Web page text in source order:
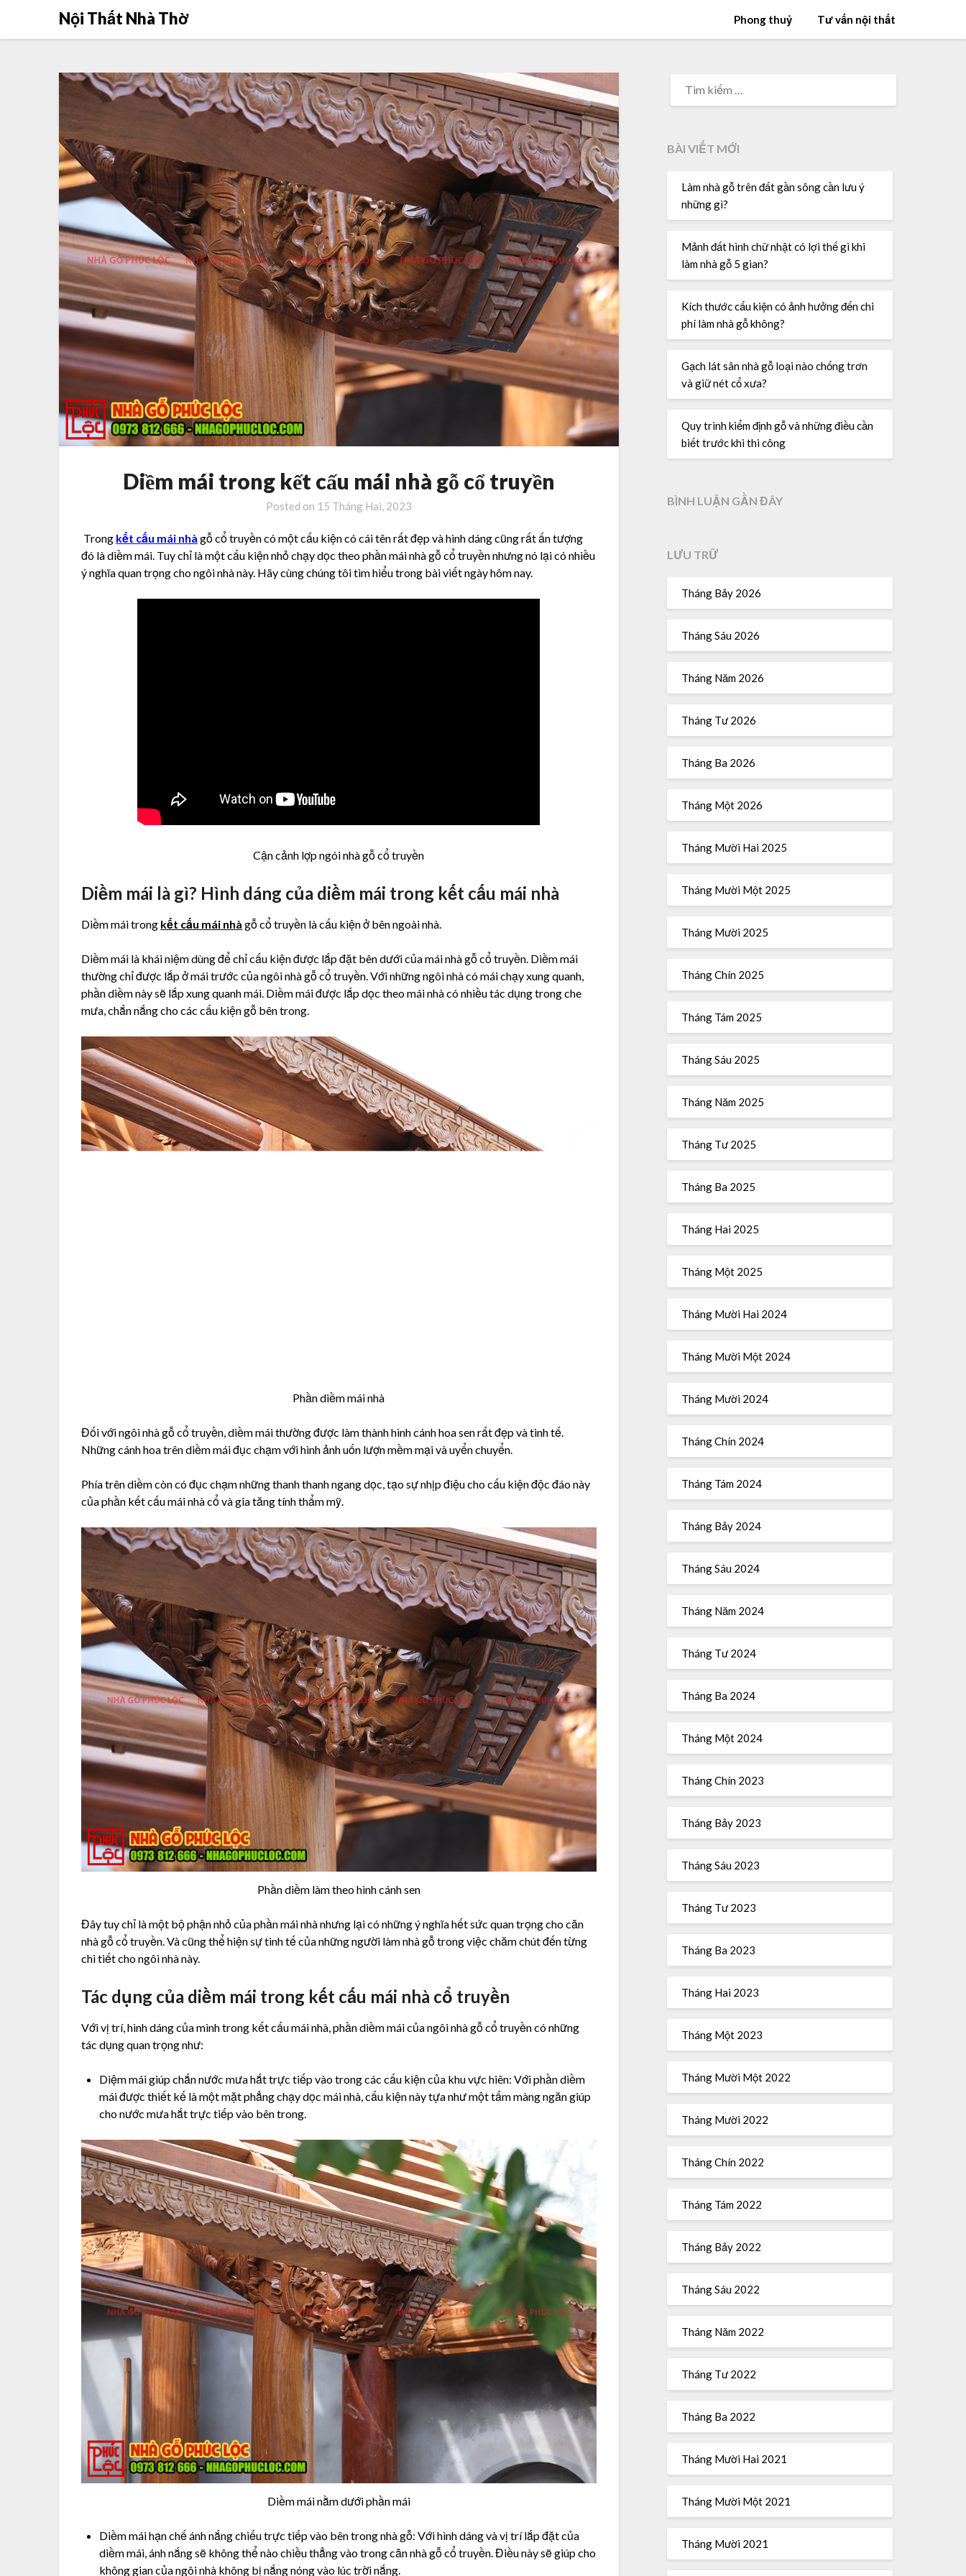
Nội Thất Nhà Thờ Phong thuỷ Tư vấn nội thất
Diềm mái trong kết cấu mái nhà gỗ cổ truyền
Posted on 15 Tháng Hai, 2023
Trong kết cấu mái nhà gỗ cổ truyền có một cấu kiện có cái tên rất đẹp và hình dáng cũng rất ấn tượng
đó là diềm mái. Tuy chỉ là một cấu kiện nhỏ chạy dọc theo phần mái nhà gỗ cổ truyền nhưng nó lại có nhiều
ý nghĩa quan trọng cho ngôi nhà này. Hãy cùng chúng tôi tìm hiểu trong bài viết ngày hôm nay.
Cận cảnh lợp ngói nhà gỗ cổ truyền
Diềm mái là gì? Hình dáng của diềm mái trong kết cấu mái nhà
Diềm mái trong kết cấu mái nhà gỗ cổ truyền là cấu kiện ở bên ngoài nhà.
Diềm mái là khái niệm dùng để chỉ cấu kiện được lắp đặt bên dưới của mái nhà gỗ cổ truyền. Diềm mái
thường chỉ được lắp ở mái trước của ngôi nhà gỗ cổ truyền. Với những ngôi nhà có mái chạy xung quanh,
phần diềm này sẽ lắp xung quanh mái. Diềm mái được lắp dọc theo mái nhà có nhiều tác dụng trong che
mưa, chắn nắng cho các cấu kiện gỗ bên trong.
Phần diềm mái nhà
Đối với ngôi nhà gỗ cổ truyền, diềm mái thường được làm thành hình cánh hoa sen rất đẹp và tinh tế.
Những cánh hoa trên diềm mái đục chạm với hình ảnh uốn lượn mềm mại và uyển chuyển.
Phía trên diềm còn có đục chạm những thanh thanh ngang dọc, tạo sự nhịp điệu cho cấu kiện độc đáo này
của phần kết cấu mái nhà cổ và gia tăng tính thẩm mỹ.
Phần diềm làm theo hình cánh sen
Đây tuy chỉ là một bộ phận nhỏ của phần mái nhà nhưng lại có những ý nghĩa hết sức quan trọng cho căn
nhà gỗ cổ truyền. Và cũng thể hiện sự tinh tế của những người làm nhà gỗ trong việc chăm chút đến từng
chi tiết cho ngôi nhà này.
Tác dụng của diềm mái trong kết cấu mái nhà cổ truyền
Với vị trí, hình dáng của mình trong kết cấu mái nhà, phần diềm mái của ngôi nhà gỗ cổ truyền có những
tác dụng quan trọng như:
Diệm mái giúp chắn nước mưa hắt trực tiếp vào trong các cấu kiện của khu vực hiên: Với phần diềm
mái được thiết kế là một mặt phẳng chạy dọc mái nhà, cấu kiện này tựa như một tấm màng ngăn giúp
cho nước mưa hắt trực tiếp vào bên trong.
Diềm mái nằm dưới phần mái
Diềm mái hạn chế ánh nắng chiếu trực tiếp vào bên trong nhà gỗ: Với hình dáng và vị trí lắp đặt của
diềm mái, ánh nắng sẽ không thể nào chiều thẳng vào trong căn nhà gỗ cổ truyền. Điều này sẽ giúp cho
không gian của ngôi nhà không bị nắng nóng vào lúc trời nắng.
KIẾM
BÀI VIẾT MỚI
Làm nhà gỗ trên đất gần sông cần lưu ý
những gì?
Mảnh đất hình chữ nhật có lợi thế gì khi
làm nhà gỗ 5 gian?
Kích thước cấu kiện có ảnh hưởng đến chi
phí làm nhà gỗ không?
Gạch lát sân nhà gỗ loại nào chống trơn
và giữ nét cổ xưa?
Quy trình kiểm định gỗ và những điều cần
biết trước khi thi công
BÌNH LUẬN GẦN ĐÂY
LƯU TRỮ
Tháng Bảy 2026
Tháng Sáu 2026
Tháng Năm 2026
Tháng Tư 2026
Tháng Ba 2026
Tháng Một 2026
Tháng Mười Hai 2025
Tháng Mười Một 2025
Tháng Mười 2025
Tháng Chín 2025
Tháng Tám 2025
Tháng Sáu 2025
Tháng Năm 2025
Tháng Tư 2025
Tháng Ba 2025
Tháng Hai 2025
Tháng Một 2025
Tháng Mười Hai 2024
Tháng Mười Một 2024
Tháng Mười 2024
Tháng Chín 2024
Tháng Tám 2024
Tháng Bảy 2024
Tháng Sáu 2024
Tháng Năm 2024
Tháng Tư 2024
Tháng Ba 2024
Tháng Một 2024
Tháng Chín 2023
Tháng Bảy 2023
Tháng Sáu 2023
Tháng Tư 2023
Tháng Ba 2023
Tháng Hai 2023
Tháng Một 2023
Tháng Mười Một 2022
Tháng Mười 2022
Tháng Chín 2022
Tháng Tám 2022
Tháng Bảy 2022
Tháng Sáu 2022
Tháng Năm 2022
Tháng Tư 2022
Tháng Ba 2022
Tháng Mười Hai 2021
Tháng Mười Một 2021
Tháng Mười 2021